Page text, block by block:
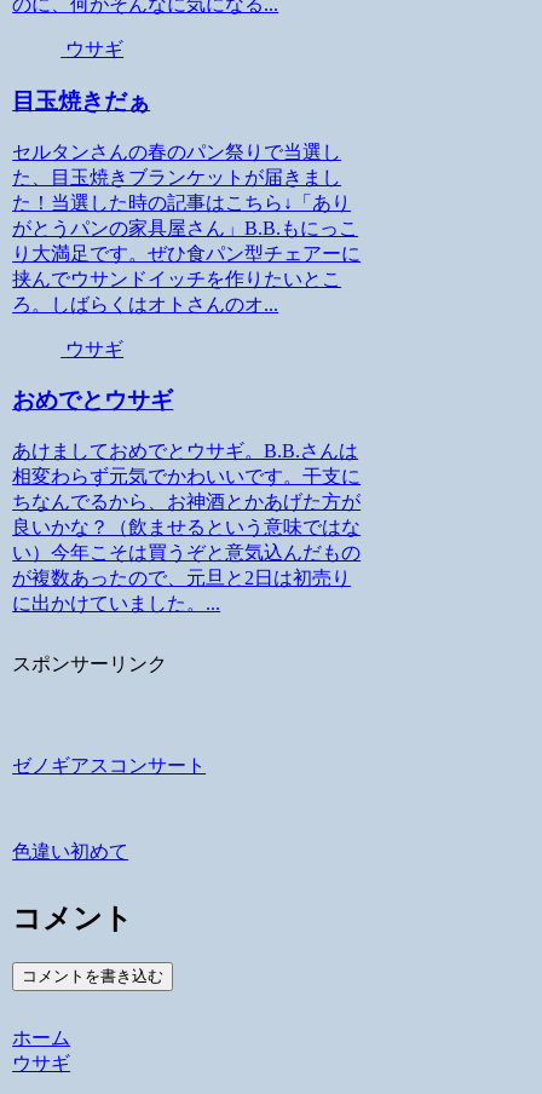
のに、何がそんなに気になる...
ウサギ
目玉焼きだぁ
セルタンさんの春のパン祭りで当選し
た、目玉焼きブランケットが届きまし
た！当選した時の記事はこちら↓「あり
がとうパンの家具屋さん」B.B.もにっこ
り大満足です。ぜひ食パン型チェアーに
挟んでウサンドイッチを作りたいとこ
ろ。しばらくはオトさんのオ...
ウサギ
おめでとウサギ
あけましておめでとウサギ。B.B.さんは
相変わらず元気でかわいいです。干支に
ちなんでるから、お神酒とかあげた方が
良いかな？（飲ませるという意味ではな
い）今年こそは買うぞと意気込んだもの
が複数あったので、元旦と2日は初売り
に出かけていました。...
スポンサーリンク
ゼノギアスコンサート
色違い初めて
コメント
コメントを書き込む
ホーム
ウサギ